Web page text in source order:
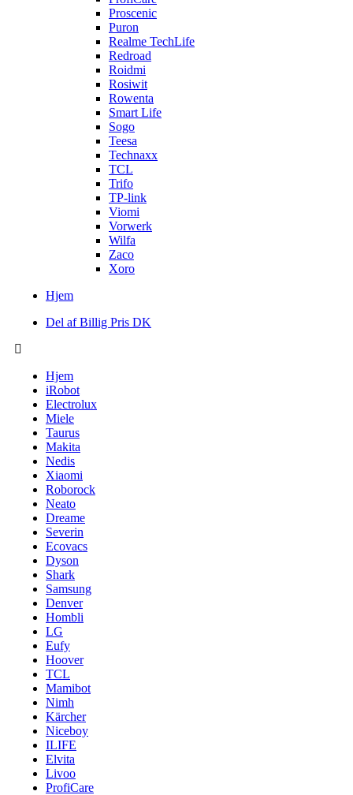
Proscenic
Puron
Realme TechLife
Redroad
Roidmi
Rosiwit
Rowenta
Smart Life
Sogo
Teesa
Technaxx
TCL
Trifo
TP-link
Viomi
Vorwerk
Wilfa
Zaco
Xoro
Hjem
Del af Billig Pris DK
Hjem
iRobot
Electrolux
Miele
Taurus
Makita
Nedis
Xiaomi
Roborock
Neato
Dreame
Severin
Ecovacs
Dyson
Shark
Samsung
Denver
Hombli
LG
Eufy
Hoover
TCL
Mamibot
Nimh
Kärcher
Niceboy
ILIFE
Elvita
Livoo
ProfiCare